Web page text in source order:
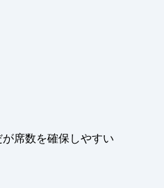
席数を確保しやすい